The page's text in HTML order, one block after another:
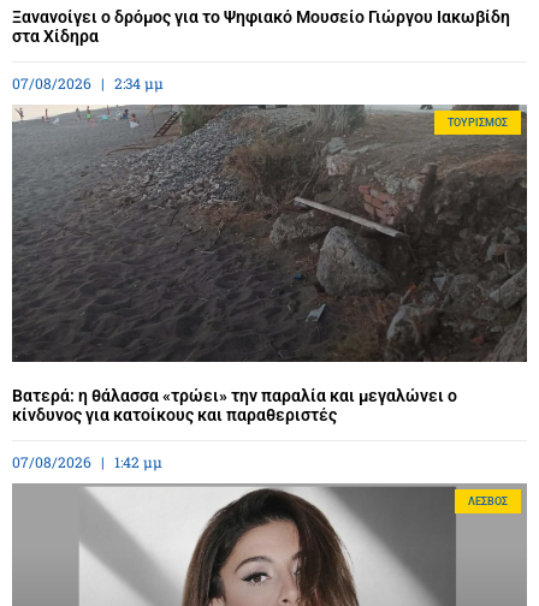
Ξανανοίγει ο δρόμος για το Ψηφιακό Μουσείο Γιώργου Ιακωβίδη
στα Χίδηρα
07/08/2026 2:34 μμ
ΤΟΥΡΙΣΜΌΣ
Βατερά: η θάλασσα «τρώει» την παραλία και μεγαλώνει ο
κίνδυνος για κατοίκους και παραθεριστές
07/08/2026 1:42 μμ
ΛΈΣΒΟΣ